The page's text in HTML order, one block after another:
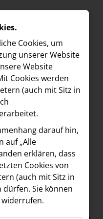
Cookies, um
unserer Website
Website
Cookies werden
(auch mit Sitz in
darauf hin,
auf „Alle
erklären, dass
Cookies von
(auch mit Sitz in
dürfen. Sie können